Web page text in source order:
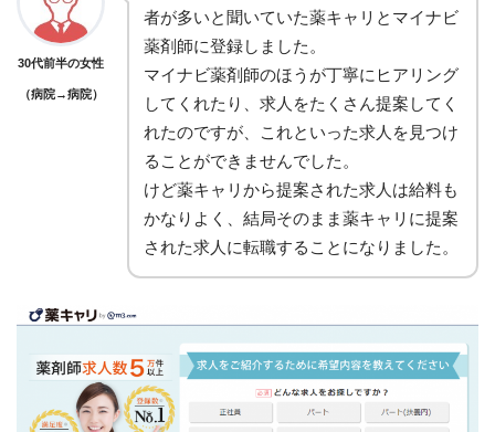
30代前半の女性
（病院→病院）
者が多いと聞いていた薬キャリとマイナビ
薬剤師に登録しました。
マイナビ薬剤師のほうが丁寧にヒアリング
してくれたり、求人をたくさん提案してく
れたのですが、これといった求人を見つけ
ることができませんでした。
けど薬キャリから提案された求人は給料も
かなりよく、結局そのまま薬キャリに提案
された求人に転職することになりました。